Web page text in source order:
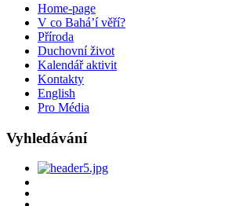
Home-page
V co Bahá’í věří?
Příroda
Duchovní život
Kalendář aktivit
Kontakty
English
Pro Média
Vyhledávání